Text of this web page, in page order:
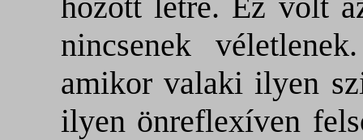
nincsenek
amikor valaki ilyen
ilyen önreflexíven